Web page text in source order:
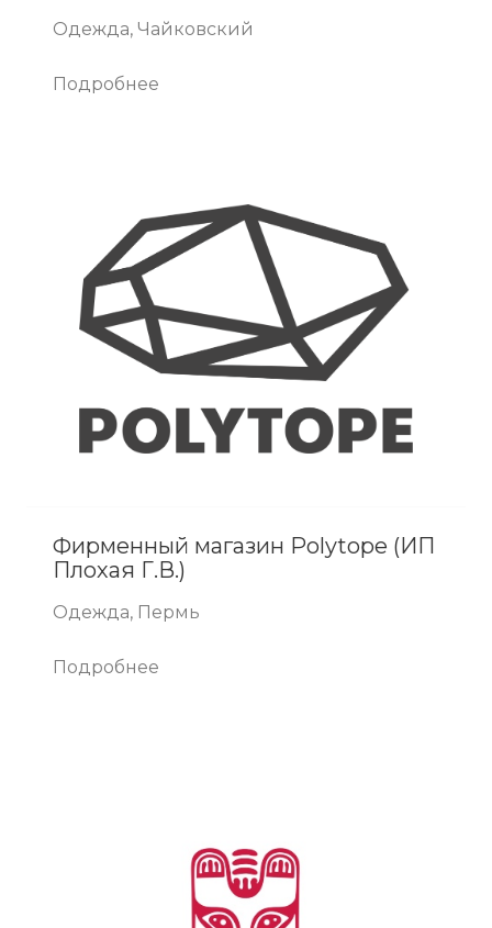
Одежда, Чайковский
Подробнее
Фирменный магазин Polytope (ИП
Плохая Г.В.)
Одежда, Пермь
Подробнее